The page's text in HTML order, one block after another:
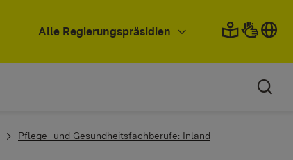
Alle Regierungspräsidien
Pflege- und Gesundheitsfachberufe: Inland